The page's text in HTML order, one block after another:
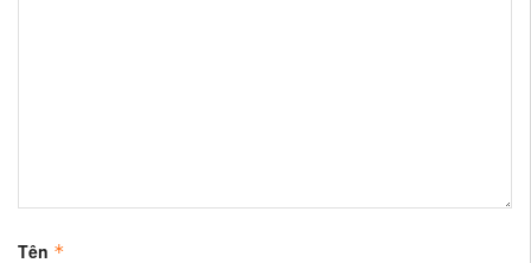
Tên *